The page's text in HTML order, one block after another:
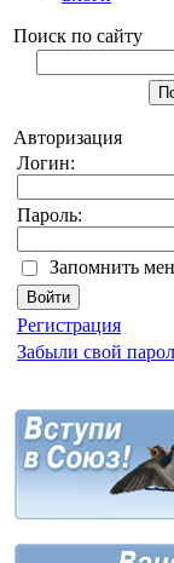
Поиск по сайту
Авторизация
Логин:
Пароль:
Запомнить
Регистрация
Забыли свой